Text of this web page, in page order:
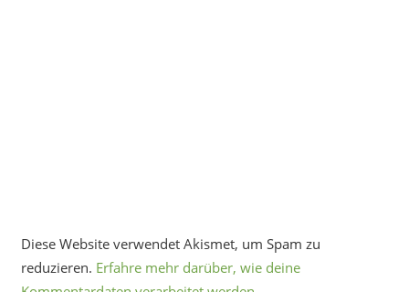
Diese Website verwendet Akismet, um Spam zu
reduzieren. Erfahre mehr darüber, wie deine